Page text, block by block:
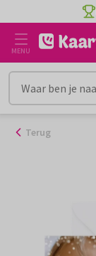
naar
inhoud
MENU
Terug